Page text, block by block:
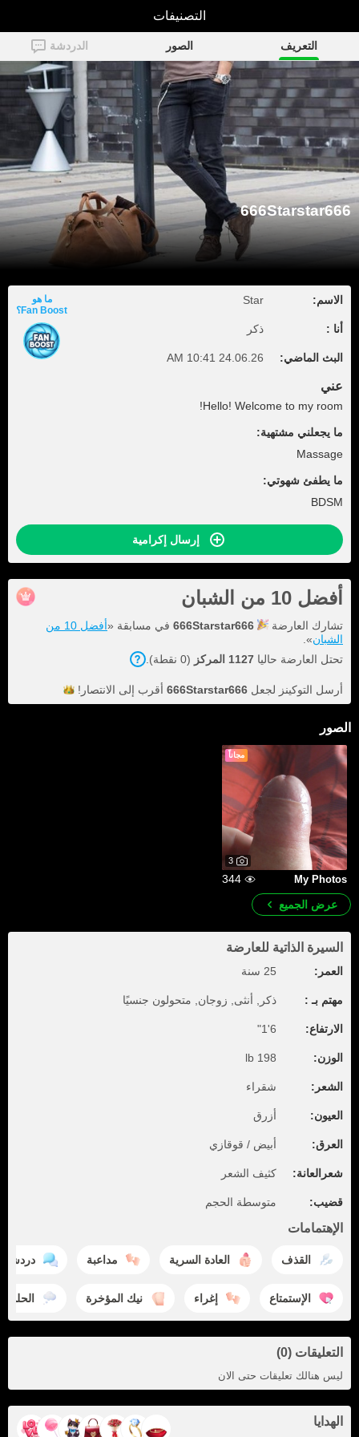
666Starstar666
التعريف الصور الدردشة
666Starstar666
الاسم: Star
أنا : ذكر
البث الماضي: 24.06.26 10:41 AM
ما هو
Fan Boost؟
عني
Hello! Welcome to my room!
ما يجعلني مشتهية:
Massage
ما يطفئ شهوتي:
BDSM
إرسال إكرامية
أفضل 10 من الشبان
تشارك العارضة 666Starstar666 في مسابقة «
أفضل 10 من
الشبان».
تحتل العارضة حاليا 1127 المركز (0 نقطة).
أرسل التوكينز لجعل 666Starstar666 أقرب إلى الانتصار!
الصور
مجاناً
3
My Photos
344
عرض الجميع
السيرة الذاتية للعارضة
العمر: 25 سنة
مهتم بـ : ذكر, أنثى, زوجان, متحولون جنسيًا
الارتفاع: 6'1"
الوزن: 198 lb
الشعر: شقراء
العيون: أزرق
العرق: أبيض / قوقازي
شعرالعانة: كثيف الشعر
قضيب: متوسطة الحجم
الإهتمامات
القذف العادة السرية مداعبة دردشة
الإستمتاع إغراء نيك المؤخرة الحلم
التعليقات (0)
ليس هنالك تعليقات حتى الان
الهدايا
التصنيفات